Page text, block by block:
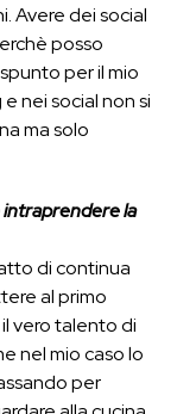
Avere dei social
posso
per il mio
nei social non si
ma solo
intraprendere la
di continua
al primo
vero talento di
nel mio caso lo
per